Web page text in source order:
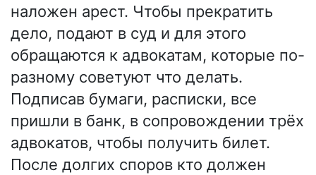
наложен арест. Чтобы прекратить
дело, подают в суд и для этого
обращаются к адвокатам, которые по-
разному советуют что делать.
Подписав бумаги, расписки, все
пришли в банк, в сопровождении трёх
адвокатов, чтобы получить билет.
После долгих споров кто должен